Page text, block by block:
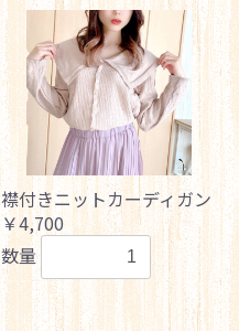
襟付きニットカーディガン
￥4,700
数量